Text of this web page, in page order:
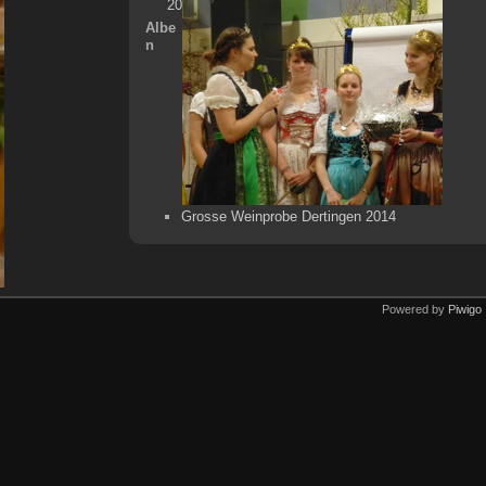
20
Albe
n
Grosse Weinprobe Dertingen 2014
Powered by Piwigo